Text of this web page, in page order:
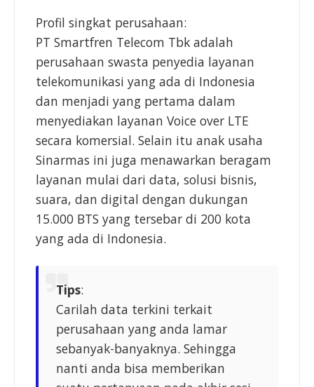
Profil singkat perusahaan:
PT Smartfren Telecom Tbk adalah
perusahaan swasta penyedia layanan
telekomunikasi yang ada di Indonesia
dan menjadi yang pertama dalam
menyediakan layanan Voice over LTE
secara komersial. Selain itu anak usaha
Sinarmas ini juga menawarkan beragam
layanan mulai dari data, solusi bisnis,
suara, dan digital dengan dukungan
15.000 BTS yang tersebar di 200 kota
yang ada di Indonesia.
Tips:
Carilah data terkini terkait
perusahaan yang anda lamar
sebanyak-banyaknya. Sehingga
nanti anda bisa memberikan